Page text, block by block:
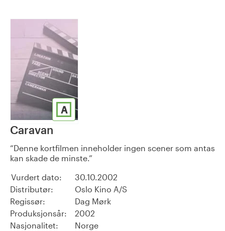
A
Caravan
Denne kortfilmen inneholder ingen scener som antas
kan skade de minste.
Vurdert dato:
30.10.2002
Distributør:
Oslo Kino A/S
Regissør:
Dag Mørk
Produksjonsår:
2002
Nasjonalitet:
Norge